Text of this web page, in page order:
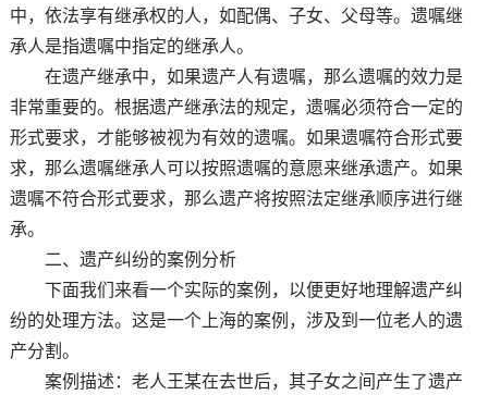
中，依法享有继承权的人，如配偶、子女、父母等。遗嘱继
承人是指遗嘱中指定的继承人。
在遗产继承中，如果遗产人有遗嘱，那么遗嘱的效力是
非常重要的。根据遗产继承法的规定，遗嘱必须符合一定的
形式要求，才能够被视为有效的遗嘱。如果遗嘱符合形式要
求，那么遗嘱继承人可以按照遗嘱的意愿来继承遗产。如果
遗嘱不符合形式要求，那么遗产将按照法定继承顺序进行继
承。
二、遗产纠纷的案例分析
下面我们来看一个实际的案例，以便更好地理解遗产纠
纷的处理方法。这是一个上海的案例，涉及到一位老人的遗
产分割。
案例描述：老人王某在去世后，其子女之间产生了遗产